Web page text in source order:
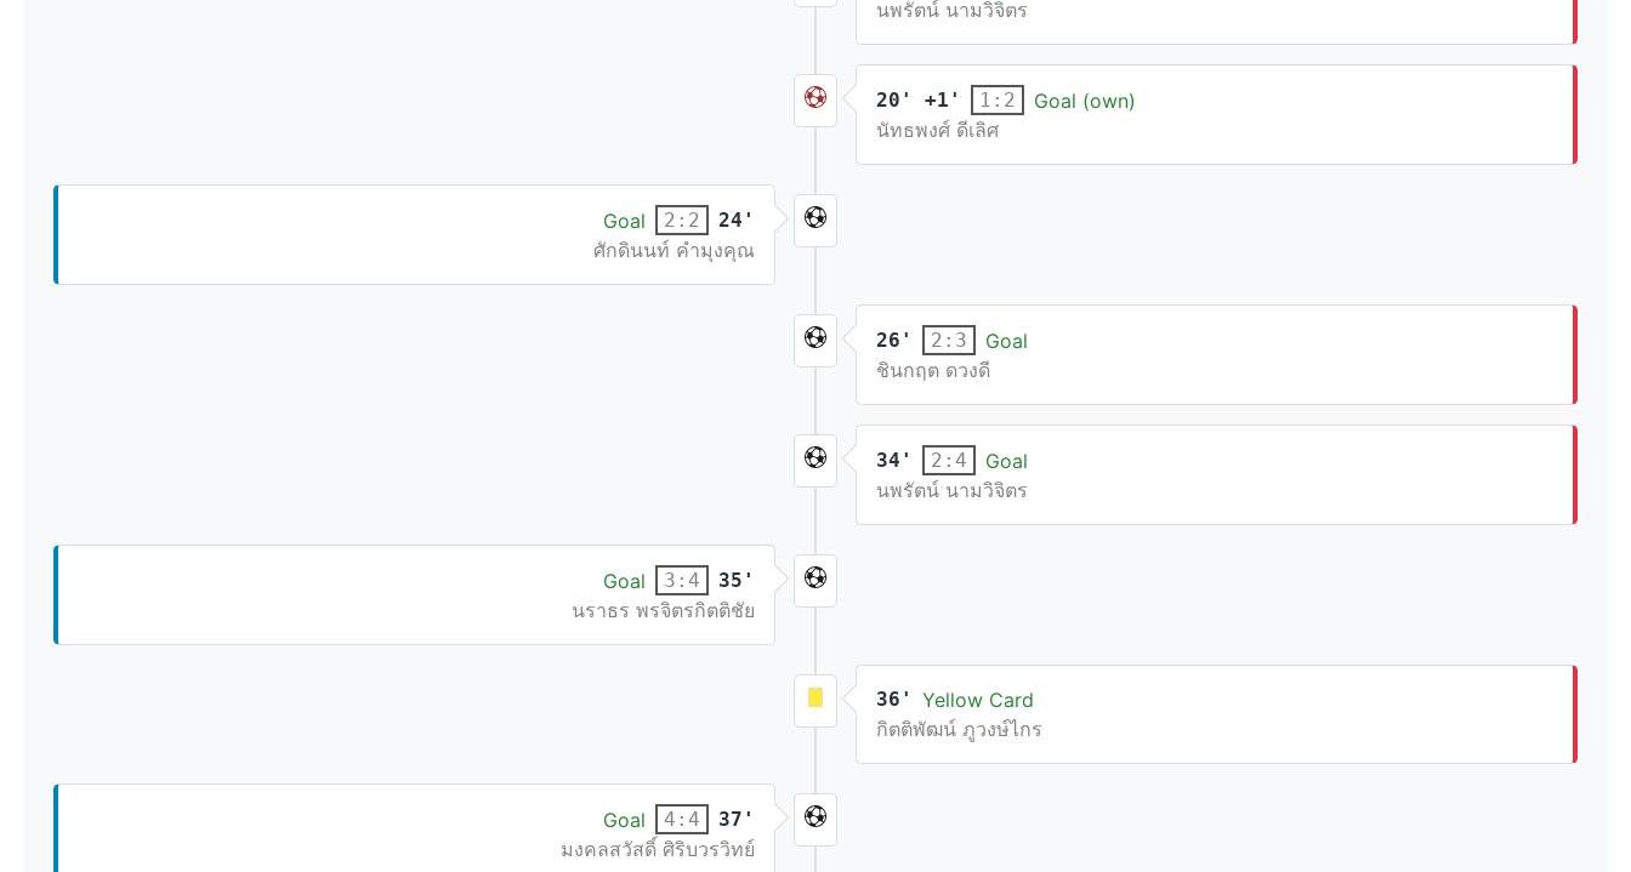
นพรัตน์ นามวิจิตร
20' +1' 1:2
Goal (own)
นัทธพงศ์ ดีเลิศ
Goal 2:2 24'
ศักดินนท์ คำมุงคุณ
26' 2:3
Goal
ชินกฤต ดวงดี
34' 2:4
Goal
นพรัตน์ นามวิจิตร
Goal 3:4 35'
นราธร พรจิตรกิตติชัย
36'
Yellow Card
กิตติพัฒน์ ภูวงษ์ไกร
Goal 4:4 37'
มงคลสวัสดิ์ ศิริบวรวิทย์